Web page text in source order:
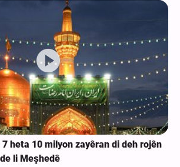
heta 10 milyon zayêran di deh rojên
li Meşhedê